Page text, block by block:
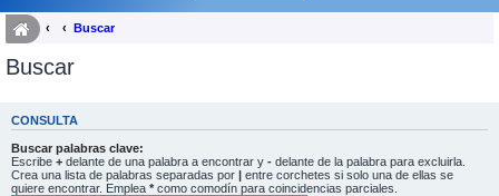
Buscar
Buscar
CONSULTA
Buscar palabras clave:
Escribe + delante de una palabra a encontrar y - delante de la palabra para excluirla.
Crea una lista de palabras separadas por | entre corchetes si solo una de ellas se
quiere encontrar. Emplea * como comodín para coincidencias parciales.